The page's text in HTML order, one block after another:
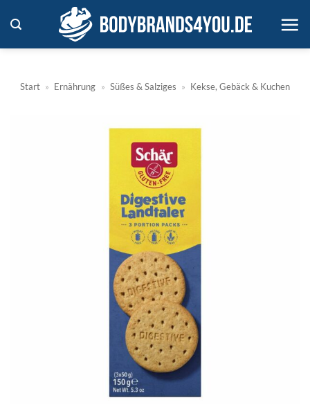
Inhalt
springen
Start » Ernährung » Süßes & Salziges » Kekse, Gebäck & Kuchen